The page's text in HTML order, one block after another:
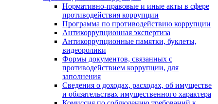
Нормативно-правовые и иные акты в сфере
противодействия коррупции
Программа по противодействию коррупции
Антикоррупционная экспертиза
Антикоррупционные памятки, буклеты,
видеоролики
Формы документов, связанных с
противодействием коррупции, для
заполнения
Сведения о доходах, расходах, об имуществе
и обязательствах имущественного характера